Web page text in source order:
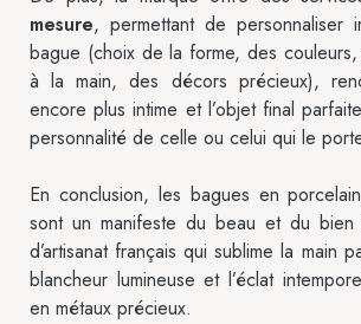
mesure, permettant de personnaliser
bague (choix de la forme, des
à la main, des décors précieux),
encore plus intime et l’objet final
personnalité de celle ou celui qui le
En conclusion, les bagues en
sont un manifeste du beau et du
d’artisanat français qui sublime la main
blancheur lumineuse et l’éclat
en métaux précieux.